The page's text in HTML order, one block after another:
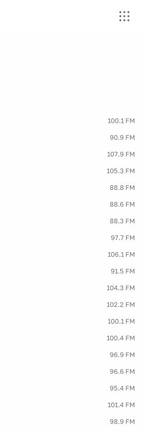
100.1 FM
90.9 FM
107.9 FM
105.3 FM
88.8 FM
88.6 FM
88.3 FM
97.7 FM
106.1 FM
91.5 FM
104.3 FM
102.2 FM
100.1 FM
100.4 FM
96.9 FM
96.6 FM
95.4 FM
101.4 FM
98.9 FM